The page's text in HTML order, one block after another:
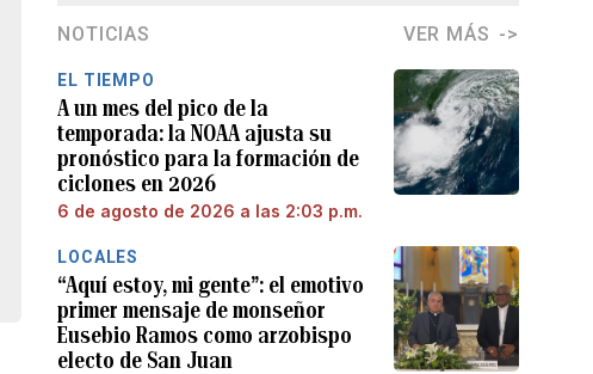
NOTICIAS VER MÁS
EL TIEMPO
A un mes del pico de la
temporada: la NOAA ajusta su
pronóstico para la formación de
ciclones en 2026
6 de agosto de 2026 a las 2:03 p.m.
LOCALES
“Aquí estoy, mi gente”: el emotivo
primer mensaje de monseñor
Eusebio Ramos como arzobispo
electo de San Juan